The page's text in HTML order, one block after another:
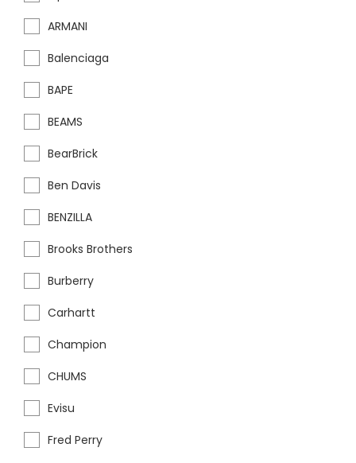
ARMANI
Balenciaga
BAPE
BEAMS
BearBrick
Ben Davis
BENZILLA
Brooks Brothers
Burberry
Carhartt
Champion
CHUMS
Evisu
Fred Perry